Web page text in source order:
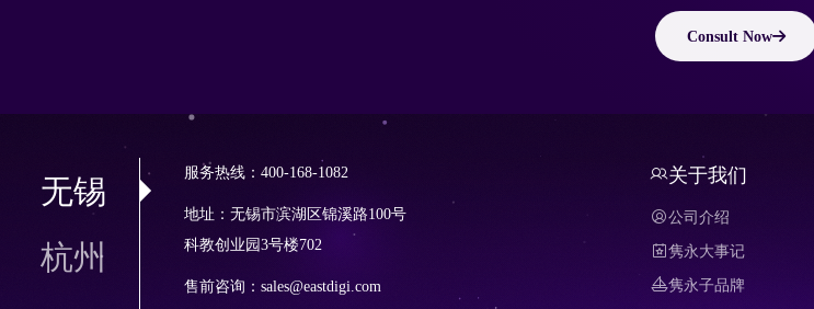
Consult Now
无锡
杭州
服务热线：400-168-1082
地址：无锡市滨湖区锦溪路100号
科教创业园3号楼702
售前咨询：sales@eastdigi.com
关于我们
公司介绍
隽永大事记
隽永子品牌